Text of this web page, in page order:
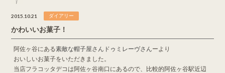
2015.10.21 ダイアリー
かわいいお菓子！
阿佐ヶ谷にある素敵な帽子屋さんドゥミレーヴさんーより
おいしいお菓子をいただきました。
当店フラコッタデコは阿佐ヶ谷南口にあるので、比較的阿佐ヶ谷駅近辺